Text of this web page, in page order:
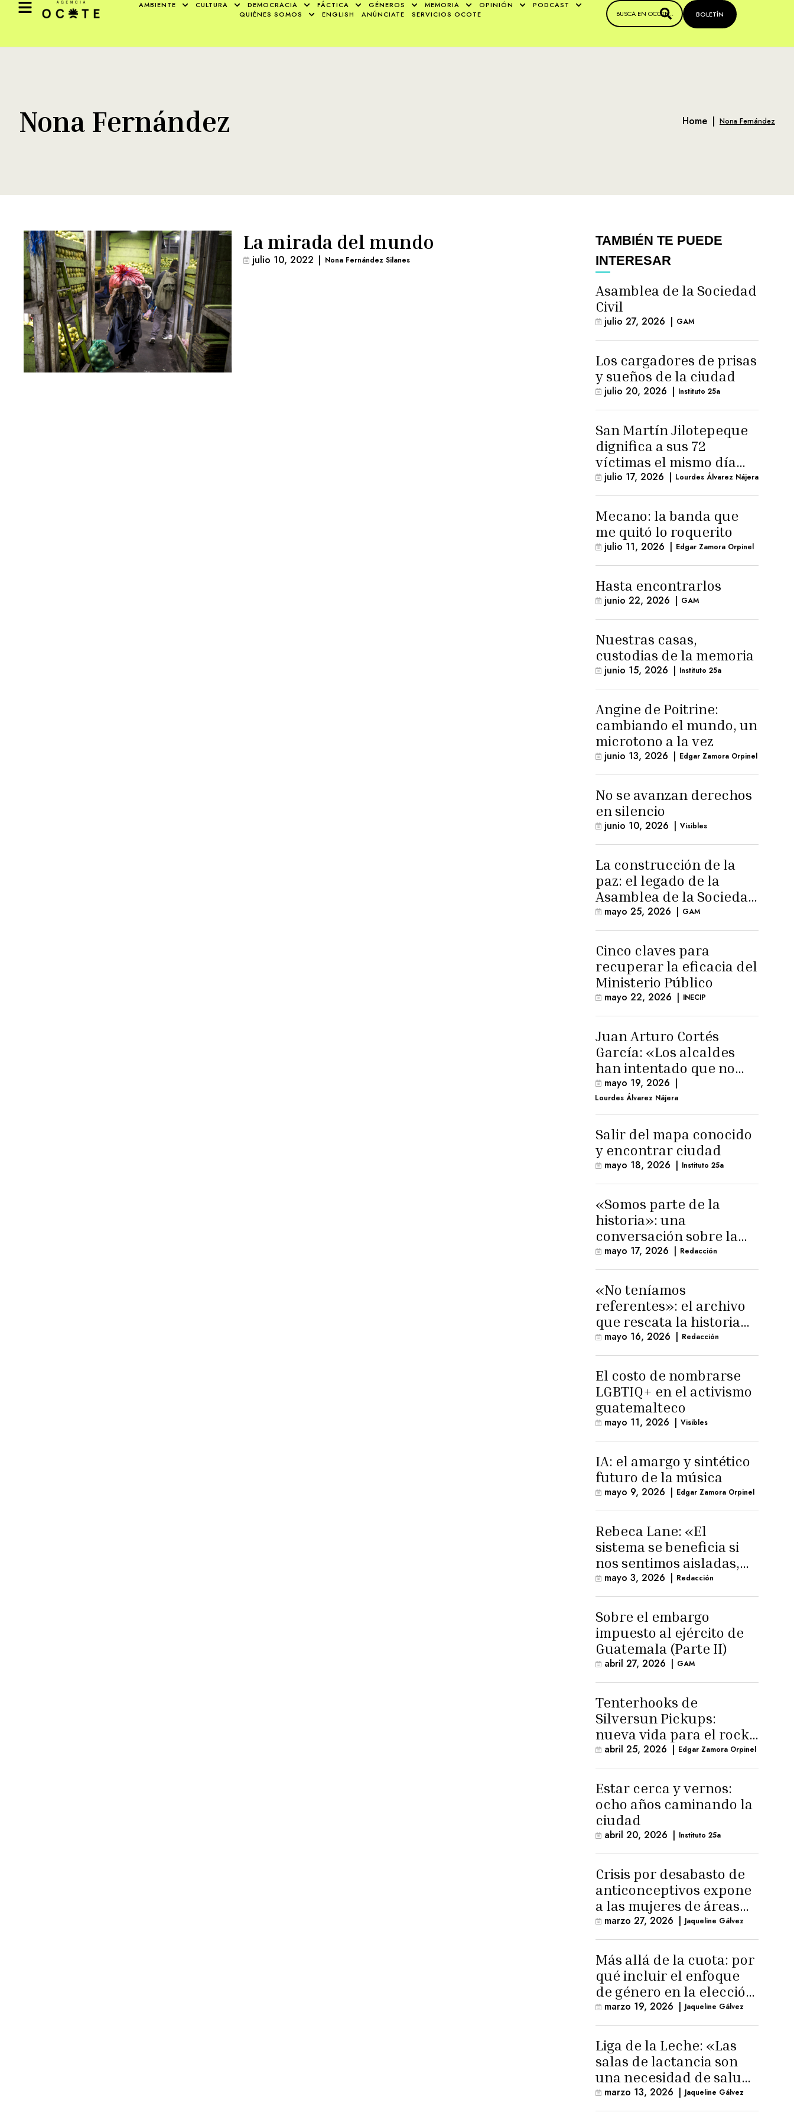
AMBIENTE CULTURA DEMOCRACIA FÁCTICA GÉNEROS MEMORIA OPINIÓN
PODCAST
QUIÉNES SOMOS
ENGLISH ANÚNCIATE SERVICIOS OCOTE BOLETÍN
Nona Fernández Home | Nona Fernández
La mirada del mundo
julio 10, 2022 | Nona Fernández Silanes
TAMBIÉN TE PUEDE
INTERESAR
Asamblea de la Sociedad
Civil
julio 27, 2026 | GAM
Los cargadores de prisas
y sueños de la ciudad
julio 20, 2026 | Instituto 25a
San Martín Jilotepeque
dignifica a sus 72
víctimas el mismo día
que Benedicto Lucas
logra arresto
domiciliario
julio 17, 2026 | Lourdes Álvarez Nájera
Mecano: la banda que
me quitó lo roquerito
julio 11, 2026 | Edgar Zamora Orpinel
Hasta encontrarlos
junio 22, 2026 | GAM
Nuestras casas,
custodias de la memoria
junio 15, 2026 | Instituto 25a
Angine de Poitrine:
cambiando el mundo, un
microtono a la vez
junio 13, 2026 | Edgar Zamora Orpinel
No se avanzan derechos
en silencio
junio 10, 2026 | Visibles
La construcción de la
paz: el legado de la
Asamblea de la Sociedad
Civil
mayo 25, 2026 | GAM
Cinco claves para
recuperar la eficacia del
Ministerio Público
mayo 22, 2026 | INECIP
Juan Arturo Cortés
García: «Los alcaldes
han intentado que no
exista el terreno
comunal»
mayo 19, 2026 |
Lourdes Álvarez Nájera
Salir del mapa conocido
y encontrar ciudad
mayo 18, 2026 | Instituto 25a
«Somos parte de la
historia»: una
conversación sobre la
memoria trans
masculina
mayo 17, 2026 | Redacción
«No teníamos
referentes»: el archivo
que rescata la historia
trans masculina en
Latinoamérica
mayo 16, 2026 | Redacción
El costo de nombrarse
LGBTIQ+ en el activismo
guatemalteco
mayo 11, 2026 | Visibles
IA: el amargo y sintético
futuro de la música
mayo 9, 2026 | Edgar Zamora Orpinel
Rebeca Lane: «El
sistema se beneficia si
nos sentimos aisladas,
sin esperanza o espacio
para la ternura»
mayo 3, 2026 | Redacción
Sobre el embargo
impuesto al ejército de
Guatemala (Parte II)
abril 27, 2026 | GAM
Tenterhooks de
Silversun Pickups:
nueva vida para el rock
alternativo
abril 25, 2026 | Edgar Zamora Orpinel
Estar cerca y vernos:
ocho años caminando la
ciudad
abril 20, 2026 | Instituto 25a
Crisis por desabasto de
anticonceptivos expone
a las mujeres de áreas
rurales
marzo 27, 2026 | Jaqueline Gálvez
Más allá de la cuota: por
qué incluir el enfoque
de género en la elección
de Fiscal General
marzo 19, 2026 | Jaqueline Gálvez
Liga de la Leche: «Las
salas de lactancia son
una necesidad de salud
pública»
marzo 13, 2026 | Jaqueline Gálvez